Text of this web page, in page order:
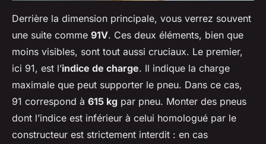
Derrière la dimension principale, vous verrez souvent
une suite comme 91V. Ces deux éléments, bien que
moins visibles, sont tout aussi cruciaux. Le premier,
ici 91, est l’indice de charge. Il indique la charge
maximale que peut supporter le pneu. Dans ce cas,
91 correspond à 615 kg par pneu. Monter des pneus
dont l’indice est inférieur à celui homologué par le
constructeur est strictement interdit : en cas